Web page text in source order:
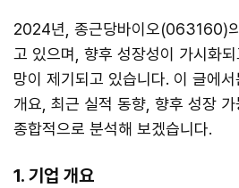
2024년, 종근당바이오(063160)
고 있으며, 향후 성장성이 가시화
망이 제기되고 있습니다. 이 글에
개요, 최근 실적 동향, 향후 성장
종합적으로 분석해 보겠습니다.
1. 기업 개요